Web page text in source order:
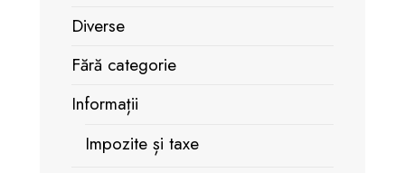
Diverse
Fără categorie
Informații
Impozite și taxe